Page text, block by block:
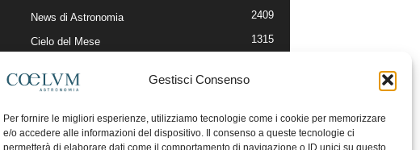
Gestisci Consenso
Per fornire le migliori esperienze, utilizziamo tecnologie come i cookie per memorizzare
e/o accedere alle informazioni del dispositivo. Il consenso a queste tecnologie ci
permetterà di elaborare dati come il comportamento di navigazione o ID unici su questo
News di Astronomia 2409
Cielo del Mese 1315
Articoli e Risorse On-Line
Il Blog della Redazione